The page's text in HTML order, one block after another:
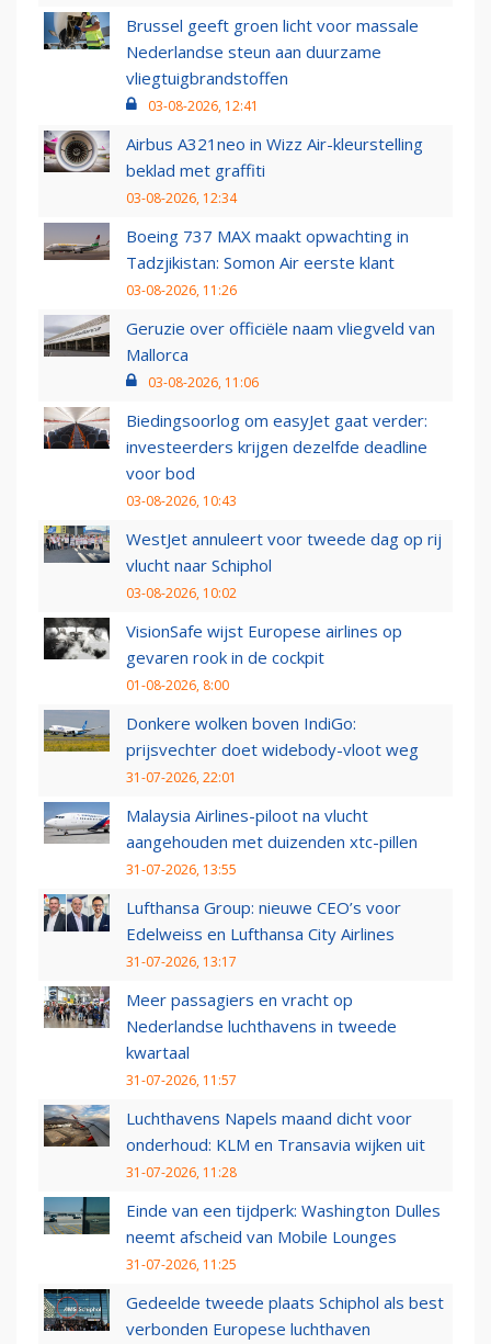
Brussel geeft groen licht voor massale
Nederlandse steun aan duurzame
vliegtuigbrandstoffen
03-08-2026, 12:41
Airbus A321neo in Wizz Air-kleurstelling
beklad met graffiti
03-08-2026, 12:34
Boeing 737 MAX maakt opwachting in
Tadzjikistan: Somon Air eerste klant
03-08-2026, 11:26
Geruzie over officiële naam vliegveld van
Mallorca
03-08-2026, 11:06
Biedingsoorlog om easyJet gaat verder:
investeerders krijgen dezelfde deadline
voor bod
03-08-2026, 10:43
WestJet annuleert voor tweede dag op rij
vlucht naar Schiphol
03-08-2026, 10:02
VisionSafe wijst Europese airlines op
gevaren rook in de cockpit
01-08-2026, 8:00
Donkere wolken boven IndiGo:
prijsvechter doet widebody-vloot weg
31-07-2026, 22:01
Malaysia Airlines-piloot na vlucht
aangehouden met duizenden xtc-pillen
31-07-2026, 13:55
Lufthansa Group: nieuwe CEO’s voor
Edelweiss en Lufthansa City Airlines
31-07-2026, 13:17
Meer passagiers en vracht op
Nederlandse luchthavens in tweede
kwartaal
31-07-2026, 11:57
Luchthavens Napels maand dicht voor
onderhoud: KLM en Transavia wijken uit
31-07-2026, 11:28
Einde van een tijdperk: Washington Dulles
neemt afscheid van Mobile Lounges
31-07-2026, 11:25
Gedeelde tweede plaats Schiphol als best
verbonden Europese luchthaven